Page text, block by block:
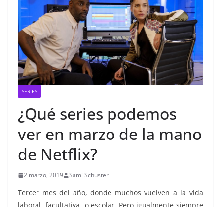
SERIES
¿Qué series podemos
ver en marzo de la mano
de Netflix?
2 marzo, 2019 Sami Schuster
Tercer mes del año, donde muchos vuelven a la vida
laboral, facultativa o escolar. Pero igualmente siempre